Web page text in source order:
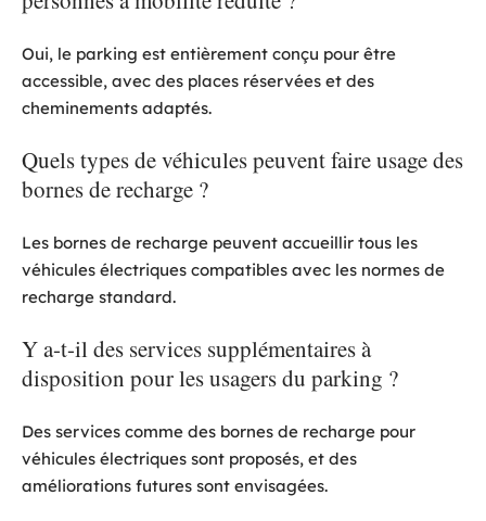
Oui, le parking est entièrement conçu pour être
accessible, avec des places réservées et des
cheminements adaptés.
Quels types de véhicules peuvent faire usage des
bornes de recharge ?
Les bornes de recharge peuvent accueillir tous les
véhicules électriques compatibles avec les normes de
recharge standard.
Y a-t-il des services supplémentaires à
disposition pour les usagers du parking ?
Des services comme des bornes de recharge pour
véhicules électriques sont proposés, et des
améliorations futures sont envisagées.